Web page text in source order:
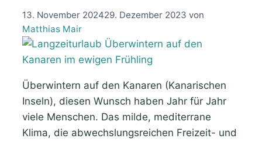
13. November 202429. Dezember 2023 von
Matthias Mair
Überwintern auf den Kanaren (Kanarischen
Inseln), diesen Wunsch haben Jahr für Jahr
viele Menschen. Das milde, mediterrane
Klima, die abwechslungsreichen Freizeit- und